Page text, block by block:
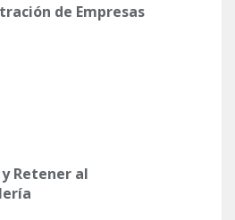
de Empresas
Retener al